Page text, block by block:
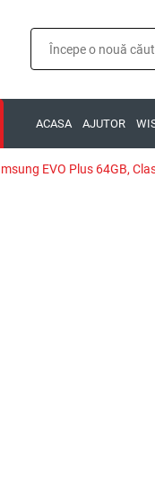
ACASA AJUTOR
EVO Plus 64GB,